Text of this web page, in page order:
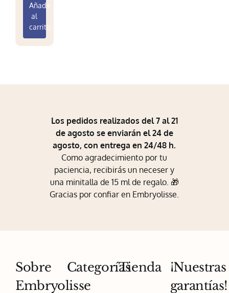
Añadir
al
carrito
Los pedidos realizados del 7 al 21
de agosto se enviarán el 24 de
agosto, con entrega en 24/48 h.
Como agradecimiento por tu
paciencia, recibirás un neceser y
una minitalla de 15 ml de regalo. 🎁
Gracias por confiar en Embryolisse.
Sobre
Embryolisse
CategoríasTienda
¡Nuestras
garantías!